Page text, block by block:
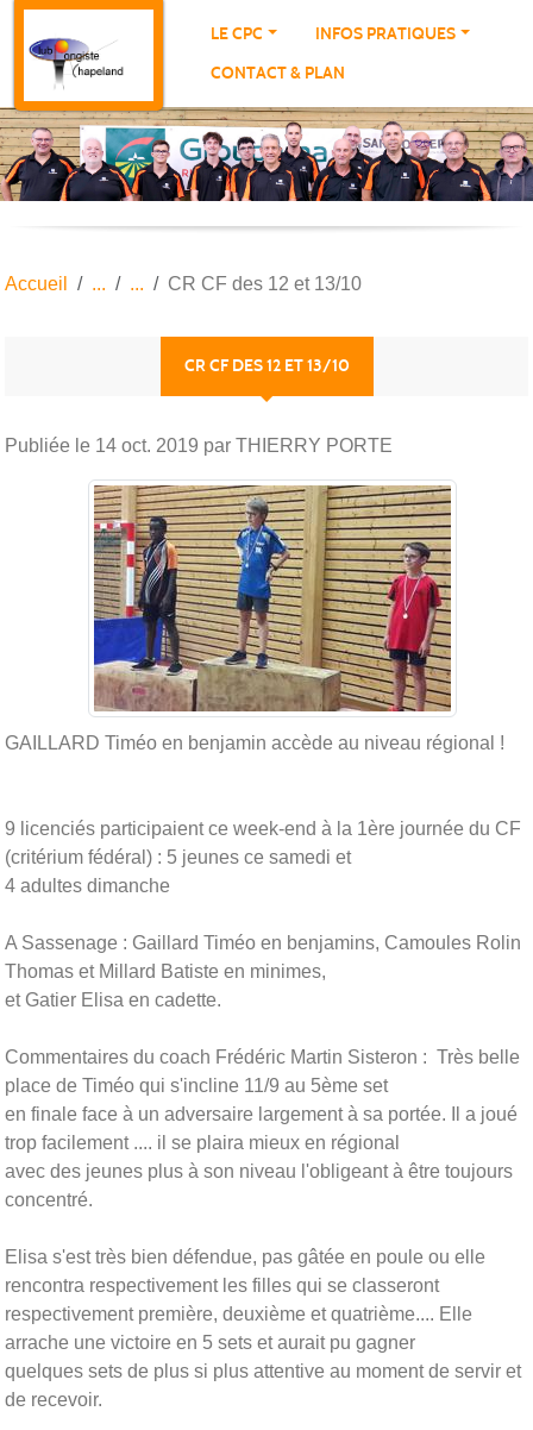
LE CPC
INFOS PRATIQUES
CONTACT & PLAN
Accueil CR CF des 12 et 13/10
CR CF DES 12 ET 13/10
Publiée le 14 oct. 2019 par THIERRY PORTE
GAILLARD Timéo en benjamin accède au niveau régional !
9 licenciés participaient ce week-end à la 1ère journée du CF
(critérium fédéral) : 5 jeunes ce samedi et
4 adultes dimanche
A Sassenage : Gaillard Timéo en benjamins, Camoules Rolin
Thomas et Millard Batiste en minimes,
et Gatier Elisa en cadette.
Commentaires du coach Frédéric Martin Sisteron : Très belle
place de Timéo qui s'incline 11/9 au 5ème set
en finale face à un adversaire largement à sa portée. Il a joué
trop facilement .... il se plaira mieux en régional
avec des jeunes plus à son niveau l'obligeant à être toujours
concentré.
Elisa s'est très bien défendue, pas gâtée en poule ou elle
rencontra respectivement les filles qui se classeront
respectivement première, deuxième et quatrième.... Elle
arrache une victoire en 5 sets et aurait pu gagner
quelques sets de plus si plus attentive au moment de servir et
de recevoir.
Panneau de gestion des cookies